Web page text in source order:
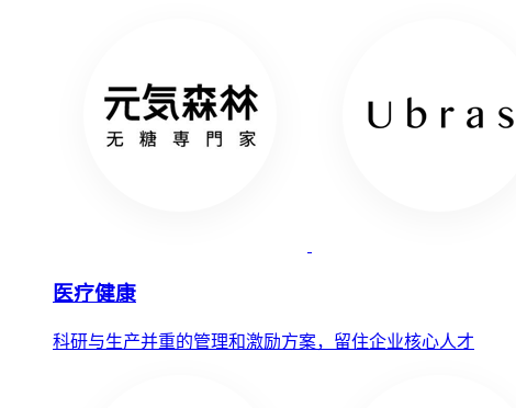
医疗健康
科研与生产并重的管理和激励方案，留住企业核心人才